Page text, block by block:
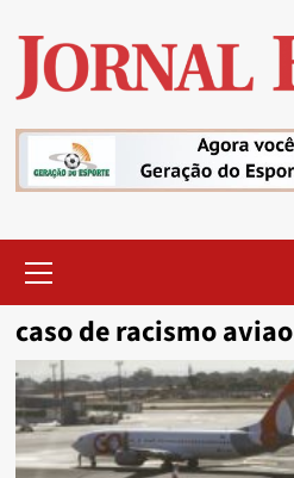
content
Menu
caso de racismo aviao